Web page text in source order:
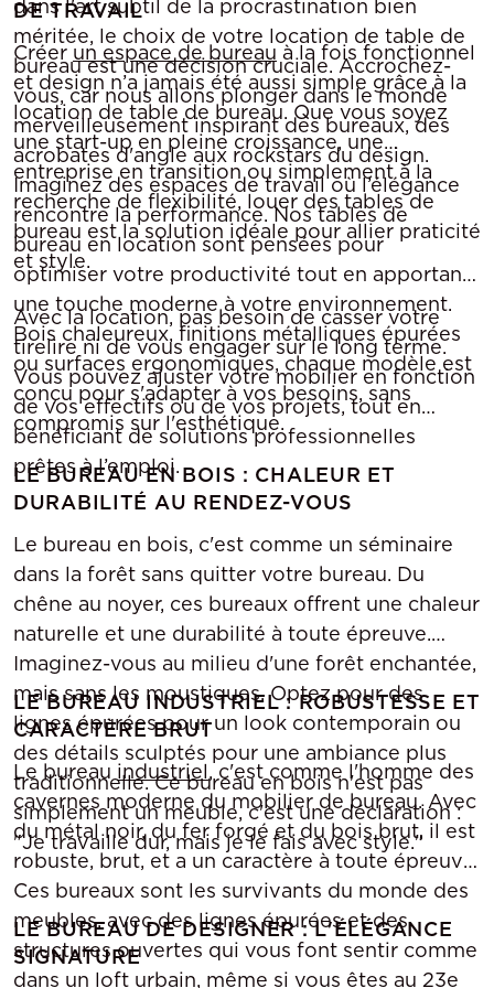
dans l'art subtil de la procrastination bien
méritée, le choix de votre location de table de
bureau est une décision cruciale. Accrochez-
vous, car nous allons plonger dans le monde
merveilleusement inspirant des bureaux, des
acrobates d'angle aux rockstars du design.
DE TRAVAIL
Créer un espace de bureau à la fois fonctionnel
et design n’a jamais été aussi simple grâce à la
location de table de bureau. Que vous soyez
une start-up en pleine croissance, une
entreprise en transition ou simplement à la
recherche de flexibilité, louer des tables de
bureau est la solution idéale pour allier praticité
et style.
Imaginez des espaces de travail où l’élégance
rencontre la performance. Nos tables de
bureau en location sont pensées pour
optimiser votre productivité tout en apportant
une touche moderne à votre environnement.
Bois chaleureux, finitions métalliques épurées
ou surfaces ergonomiques, chaque modèle est
conçu pour s'adapter à vos besoins, sans
compromis sur l'esthétique.
Avec la location, pas besoin de casser votre
tirelire ni de vous engager sur le long terme.
Vous pouvez ajuster votre mobilier en fonction
de vos effectifs ou de vos projets, tout en
bénéficiant de solutions professionnelles
prêtes à l’emploi.
LE BUREAU EN BOIS : CHALEUR ET
DURABILITÉ AU RENDEZ-VOUS
Le bureau en bois, c'est comme un séminaire
dans la forêt sans quitter votre bureau. Du
chêne au noyer, ces bureaux offrent une chaleur
naturelle et une durabilité à toute épreuve.
Imaginez-vous au milieu d'une forêt enchantée,
mais sans les moustiques. Optez pour des
lignes épurées pour un look contemporain ou
des détails sculptés pour une ambiance plus
traditionnelle. Ce bureau en bois n'est pas
simplement un meuble, c'est une déclaration :
"Je travaille dur, mais je le fais avec style."
LE BUREAU INDUSTRIEL : ROBUSTESSE ET
CARACTÈRE BRUT
Le bureau industriel, c'est comme l'homme des
cavernes moderne du mobilier de bureau. Avec
du métal noir, du fer forgé et du bois brut, il est
robuste, brut, et a un caractère à toute épreuve.
Ces bureaux sont les survivants du monde des
meubles, avec des lignes épurées et des
structures ouvertes qui vous font sentir comme
dans un loft urbain, même si vous êtes au 23e
LE BUREAU DE DESIGNER : L'ÉLÉGANCE
SIGNATURE